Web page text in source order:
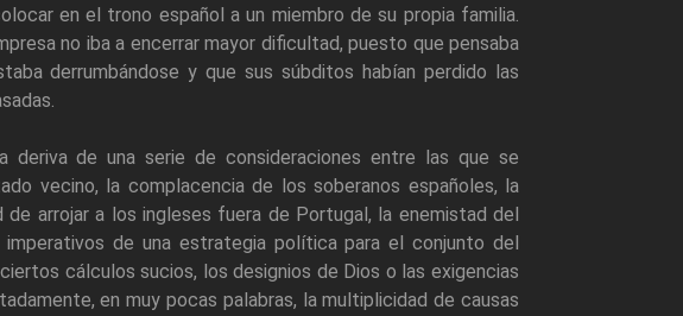
en el trono español a un miembro de su propia familia.
no iba a encerrar mayor dificultad, puesto que pensaba
derrumbándose y que sus súbditos habían perdido las
deriva de una serie de consideraciones entre las que se
vecino, la complacencia de los soberanos españoles, la
arrojar a los ingleses fuera de Portugal, la enemistad del
de una estrategia política para el conjunto del
cálculos sucios, los designios de Dios o las exigencias
en muy pocas palabras, la multiplicidad de causas